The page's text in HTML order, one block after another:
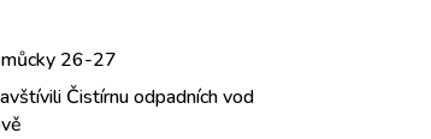
26-27
Čistírnu odpadních vod